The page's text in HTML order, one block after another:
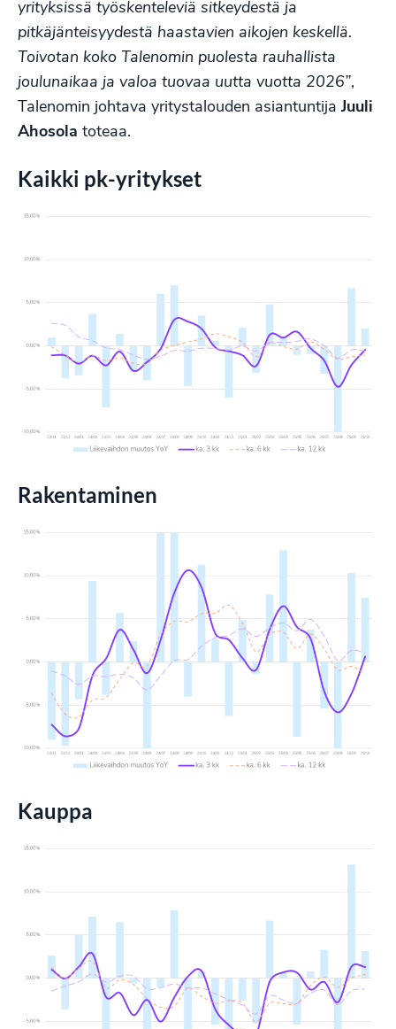
yrityksissä työskenteleviä sitkeydestä ja
pitkäjänteisyydestä haastavien aikojen keskellä.
Toivotan koko Talenomin puolesta rauhallista
joulunaikaa ja valoa tuovaa uutta vuotta 2026”,
Talenomin johtava yritystalouden asiantuntija Juuli
Ahosola toteaa.
Kaikki pk-yritykset
Rakentaminen
Kauppa